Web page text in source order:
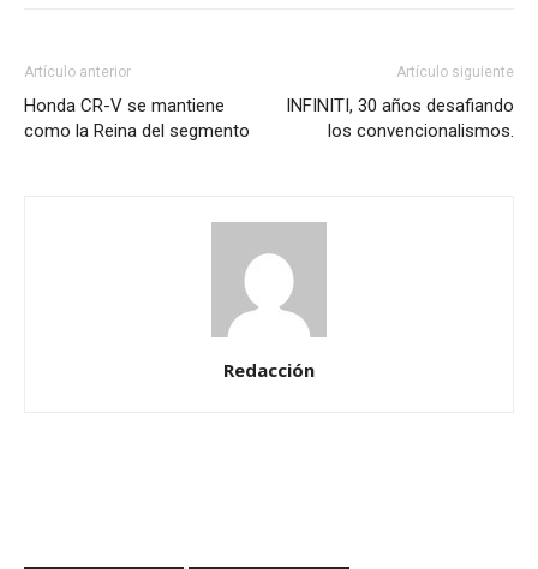
Artículo anterior
Honda CR-V se mantiene
como la Reina del segmento
Artículo siguiente
INFINITI, 30 años desafiando
los convencionalismos.
Redacción